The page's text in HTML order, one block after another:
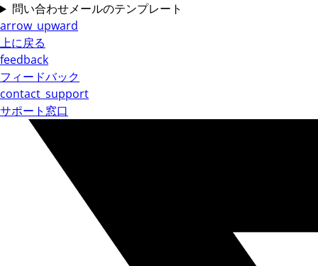
問い合わせメールのテンプレート
arrow_upward
上に戻る
feedback
フィードバック
contact_support
サポート窓口